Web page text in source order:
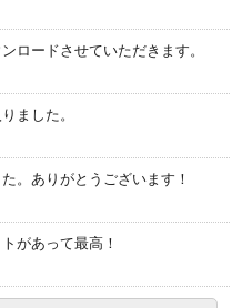
ロードさせていただきます。
ました。
。ありがとうございます！
があって最高！